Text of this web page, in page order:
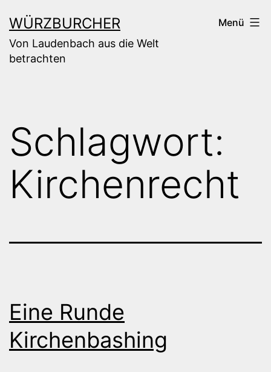
Inhalt
springen
WÜRZBURCHER
Von Laudenbach aus die Welt
betrachten
Menü
Schlagwort:
Kirchenrecht
Eine Runde
Kirchenbashing